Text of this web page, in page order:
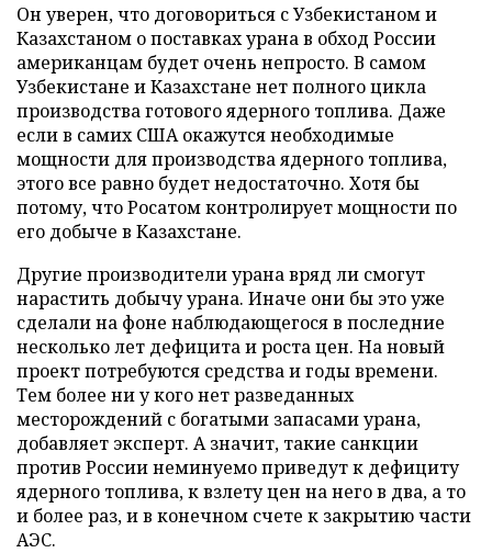
Он уверен, что договориться с Узбекистаном и
Казахстаном о поставках урана в обход России
американцам будет очень непросто. В самом
Узбекистане и Казахстане нет полного цикла
производства готового ядерного топлива. Даже
если в самих США окажутся необходимые
мощности для производства ядерного топлива,
этого все равно будет недостаточно. Хотя бы
потому, что Росатом контролирует мощности по
его добыче в Казахстане.
Другие производители урана вряд ли смогут
нарастить добычу урана. Иначе они бы это уже
сделали на фоне наблюдающегося в последние
несколько лет дефицита и роста цен. На новый
проект потребуются средства и годы времени.
Тем более ни у кого нет разведанных
месторождений с богатыми запасами урана,
добавляет эксперт. А значит, такие санкции
против России неминуемо приведут к дефициту
ядерного топлива, к взлету цен на него в два, а то
и более раз, и в конечном счете к закрытию части
АЭС.